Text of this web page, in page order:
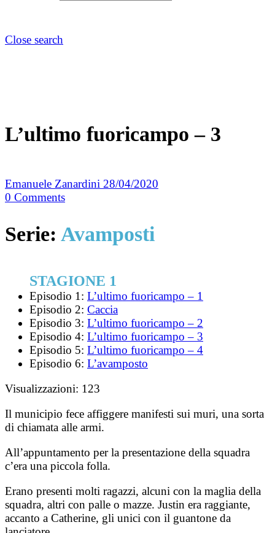
Close search
L’ultimo fuoricampo – 3
Emanuele Zanardini 28/04/2020
0 Comments
Serie: Avamposti
STAGIONE 1
Episodio 1: L’ultimo fuoricampo – 1
Episodio 2: Caccia
Episodio 3: L’ultimo fuoricampo – 2
Episodio 4: L’ultimo fuoricampo – 3
Episodio 5: L’ultimo fuoricampo – 4
Episodio 6: L’avamposto
Visualizzazioni: 123
Il municipio fece affiggere manifesti sui muri, una sorta
di chiamata alle armi.
All’appuntamento per la presentazione della squadra
c’era una piccola folla.
Erano presenti molti ragazzi, alcuni con la maglia della
squadra, altri con palle o mazze. Justin era raggiante,
accanto a Catherine, gli unici con il guantone da